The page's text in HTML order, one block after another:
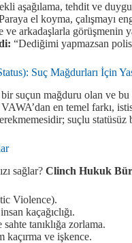
aşağılama, tehdit ve
el koyma, çalışmayı
ve arkadaşlarla görüşmenin
“Dediğimi yapmazsan polisi
Suç Mağdurları İçin
suçun mağduru olan ve bu
en temel farkı,
suçlu
sağlar? Clinch Hukuk
Violence).
kaçağıclığı.
tanıklığa zorlama.
kaçırma ve işkence.